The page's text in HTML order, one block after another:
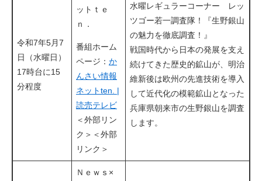
令和7年5月7
日（水曜日）
17時台に15
分程度
ットｔｅ
ｎ．
番組ホーム
ページ： か
んさい情報
ネットten. |
読売テレビ
＜外部リン
ク＞ ＜外部
リンク＞
水曜レギュラーコーナー レッ
ツゴー若一調査隊！『生野銀山
の魅力を徹底調査！』
戦国時代から日本の発展を支え
続けてきた歴史的鉱山が、明治
維新後は欧州の先進技術を導入
して近代化の模範鉱山となった
兵庫県朝来市の生野銀山を調査
します。
Ｎｅｗｓ×